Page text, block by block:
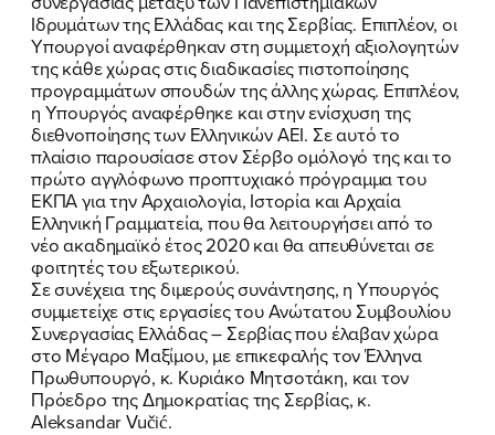
ΕΚΔΗΛΩΣΕΙΣ
ΝΕΑ
ΕΛΑ ΚΙ ΕΣΥ
FB IN TW YT LN VB TIKTOK
Ιδρυμάτων της Ελλάδας και της Σερβίας. Επιπλέον, οι
Υπουργοί αναφέρθηκαν στη συμμετοχή αξιολογητών
της κάθε χώρας στις διαδικασίες πιστοποίησης
προγραμμάτων σπουδών της άλλης χώρας. Επιπλέον,
η Υπουργός αναφέρθηκε και στην ενίσχυση της
διεθνοποίησης των Ελληνικών ΑΕΙ. Σε αυτό το
πλαίσιο παρουσίασε στον Σέρβο ομόλογό της και το
πρώτο αγγλόφωνο προπτυχιακό πρόγραμμα του
ΕΚΠΑ για την Αρχαιολογία, Ιστορία και Αρχαία
Ελληνική Γραμματεία, που θα λειτουργήσει από το
νέο ακαδημαϊκό έτος 2020 και θα απευθύνεται σε
φοιτητές του εξωτερικού.
Σε συνέχεια της διμερούς συνάντησης, η Υπουργός
συμμετείχε στις εργασίες του Ανώτατου Συμβουλίου
Συνεργασίας Ελλάδας – Σερβίας που έλαβαν χώρα
στο Μέγαρο Μαξίμου, με επικεφαλής τον Έλληνα
Πρωθυπουργό, κ. Κυριάκο Μητσοτάκη, και τον
Πρόεδρο της Δημοκρατίας της Σερβίας, κ.
Aleksandar Vučić.